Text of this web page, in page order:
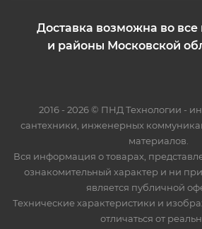
Доставка возможна во все
и районы Московской
2016 - 2026 © ПНД Технологии -
сантехники, инженерных
материалов.
Вся информация о товарах,
ознакомительный характер и ни
является публичной
Технические характеристики и
отличаться от